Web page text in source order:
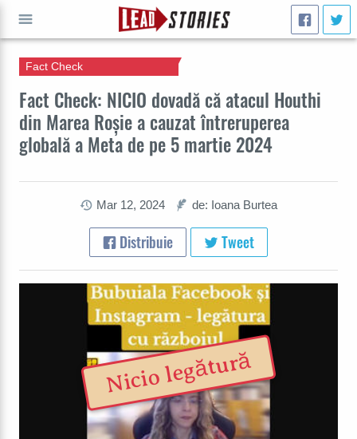
Fact Check: NICIO dovadă că atacul Houthi
din Marea Roșie a cauzat întreruperea
globală a Meta de pe 5 martie 2024
Fact Check
Mar 12, 2024 de: Ioana Burtea
Distribuie Tweet
Nicio legătură
CAUTĂ